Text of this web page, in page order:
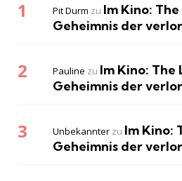
Pit Durm zu Im Kino:
Geheimnis der
Pauline zu Im Kino: The
Geheimnis der
Unbekannter zu Im Kino:
Geheimnis der